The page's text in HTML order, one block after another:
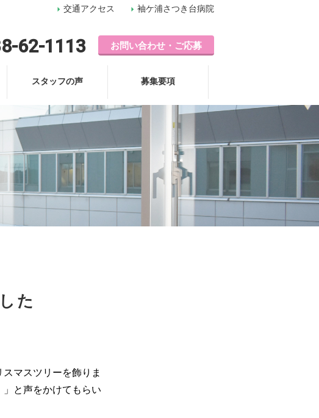
交通アクセス 袖ケ浦さつき台病院
62-1113 お問い合わせ・ご応募
スタッフの声 募集要項
た
マスツリーを飾りま
と声をかけてもらい